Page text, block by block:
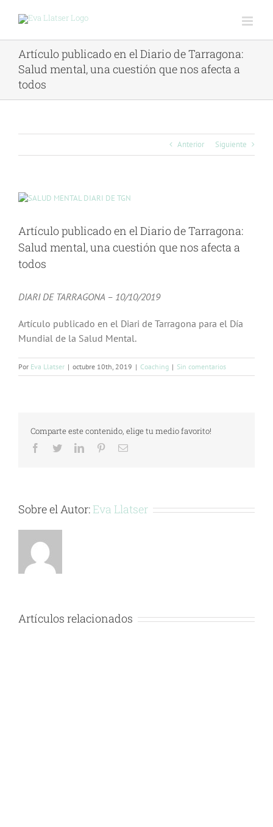
Artículo publicado en el Diario de Tarragona:
Salud mental, una cuestión que nos afecta a
todos
Anterior Siguiente
Ver
grande
Artículo publicado en el Diario de Tarragona:
Salud mental, una cuestión que nos afecta a
todos
DIARI DE TARRAGONA – 10/10/2019
Artículo publicado en el Diari de Tarragona para el Día
Mundial de la Salud Mental.
Por Eva Llatser | octubre 10th, 2019 | Coaching | Sin comentarios
Comparte este contenido, elige tu medio favorito!
Facebook
TwitterLinkedInPinterestCorreo
Sobre el Autor: Eva Llatser
Artículos relacionados